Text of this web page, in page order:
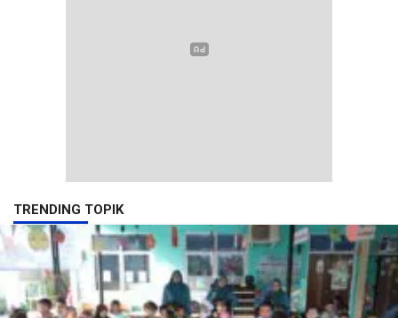
TRENDING TOPIK